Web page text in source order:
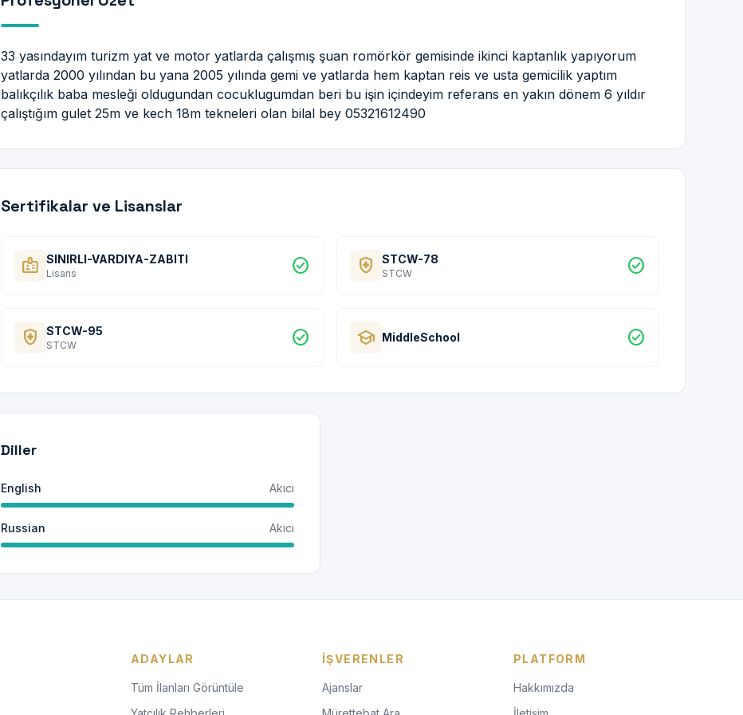
33 yasındayım turizm yat ve motor yatlarda çalışmış şuan romörkör gemisinde ikinci kaptanlık yapıyorum
yatlarda 2000 yılından bu yana 2005 yılında gemi ve yatlarda hem kaptan reis ve usta gemicilik yaptım
balıkçılık baba mesleği oldugundan cocuklugumdan beri bu işin içindeyim referans en yakın dönem 6 yıldır
çalıştığım gulet 25m ve kech 18m tekneleri olan bilal bey 05321612490
Sertifikalar ve Lisanslar
badge SINIRLI-VARDIYA-ZABITI
Lisans check_circle health_and_safety STCW-78
STCW check_circle
health_and_safety STCW-95
STCW check_circle school MiddleSchool check_circle
Diller
English Akıcı
Russian Akıcı
ADAYLAR
Tüm İlanları Görüntüle
İŞVERENLER
Ajanslar
PLATFORM
Hakkımızda